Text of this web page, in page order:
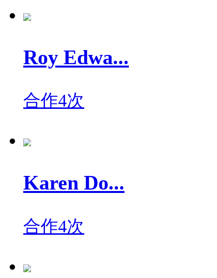
Roy Edwa...
合作4次
Karen Do...
合作4次